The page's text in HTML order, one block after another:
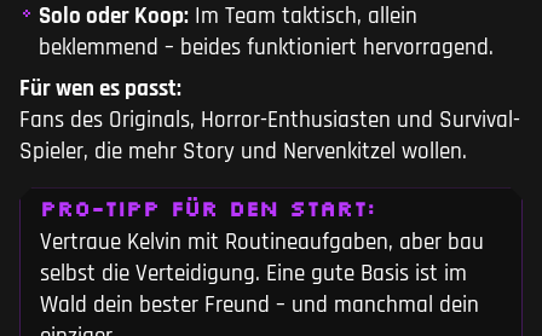
Solo oder Koop: Im Team taktisch, allein
beklemmend – beides funktioniert hervorragend.
Für wen es passt:
Fans des Originals, Horror-Enthusiasten und Survival-
Spieler, die mehr Story und Nervenkitzel wollen.
PRO-TIPP FÜR DEN START:
Vertraue Kelvin mit Routineaufgaben, aber bau
selbst die Verteidigung. Eine gute Basis ist im
Wald dein bester Freund – und manchmal dein